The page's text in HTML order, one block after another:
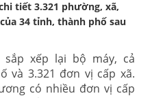
tiết 3.321 phường, xã,
34 tỉnh, thành phố sau
sắp xếp lại bộ máy, cả
và 3.321 đơn vị cấp xã.
có nhiều đơn vị cấp